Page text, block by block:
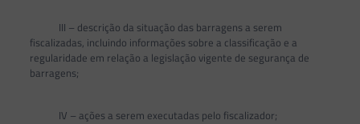
III – descrição da situação das barragens a serem
fiscalizadas, incluindo informações sobre a classificação e a
regularidade em relação a legislação vigente de segurança de
barragens;
IV – ações a serem executadas pelo fiscalizador;